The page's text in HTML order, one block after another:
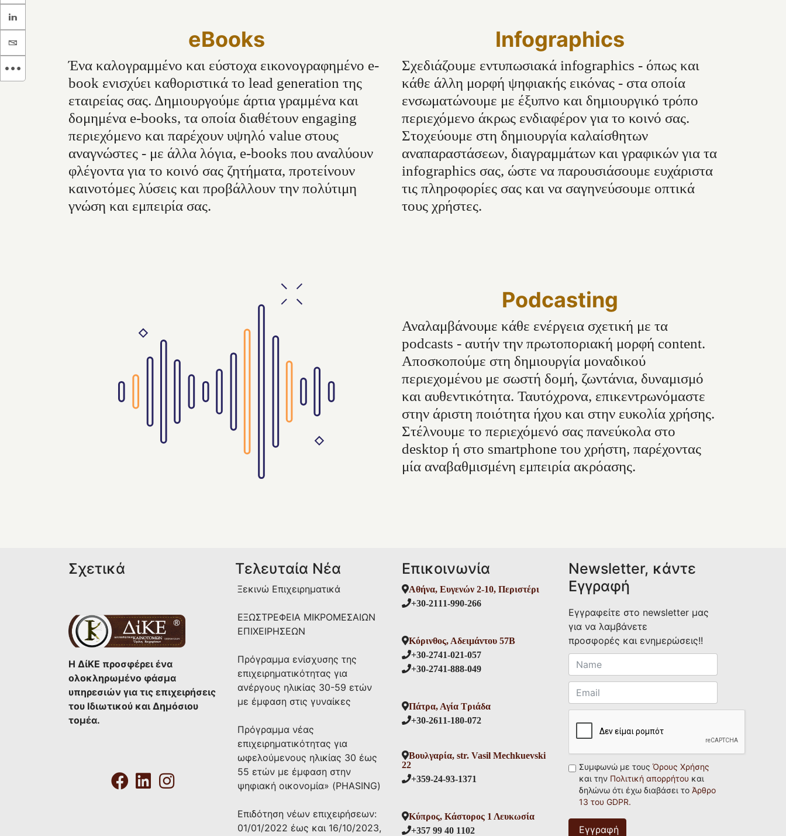
eBooks
Ένα καλογραμμένο και εύστοχα εικονογραφημένο e-
book ενισχύει καθοριστικά το lead generation της
εταιρείας σας. Δημιουργούμε άρτια γραμμένα και
δομημένα e-books, τα οποία διαθέτουν engaging
περιεχόμενο και παρέχουν υψηλό value στους
αναγνώστες - με άλλα λόγια, e-books που αναλύουν
φλέγοντα για το κοινό σας ζητήματα, προτείνουν
καινοτόμες λύσεις και προβάλλουν την πολύτιμη
γνώση και εμπειρία σας.
Infographics
Σχεδιάζουμε εντυπωσιακά infographics - όπως και
κάθε άλλη μορφή ψηφιακής εικόνας - στα οποία
ενσωματώνουμε με έξυπνο και δημιουργικό τρόπο
περιεχόμενο άκρως ενδιαφέρον για το κοινό σας.
Στοχεύουμε στη δημιουργία καλαίσθητων
αναπαραστάσεων, διαγραμμάτων και γραφικών για τα
infographics σας, ώστε να παρουσιάσουμε ευχάριστα
τις πληροφορίες σας και να σαγηνεύσουμε οπτικά
τους χρήστες.
Podcasting
Αναλαμβάνουμε κάθε ενέργεια σχετική με τα
podcasts - αυτήν την πρωτοποριακή μορφή content.
Αποσκοπούμε στη δημιουργία μοναδικού
περιεχομένου με σωστή δομή, ζωντάνια, δυναμισμό
και αυθεντικότητα. Ταυτόχρονα, επικεντρωνόμαστε
στην άριστη ποιότητα ήχου και στην ευκολία χρήσης.
Στέλνουμε το περιεχόμενό σας πανεύκολα στο
desktop ή στο smartphone του χρήστη, παρέχοντας
μία αναβαθμισμένη εμπειρία ακρόασης.
Σχετικά
Η ΔίΚΕ προσφέρει ένα
ολοκληρωμένο φάσμα
υπηρεσιών για τις επιχειρήσεις
του Ιδιωτικού και Δημόσιου
τομέα.
Τελευταία Νέα
Ξεκινώ Επιχειρηματικά
ΕΞΩΣΤΡΕΦΕΙΑ ΜIKΡΟΜΕΣΑΙΩΝ
ΕΠΙΧΕΙΡΗΣΕΩΝ
Πρόγραμμα ενίσχυσης της
επιχειρηματικότητας για
ανέργους ηλικίας 30-59 ετών
με έμφαση στις γυναίκες
Πρόγραμμα νέας
επιχειρηματικότητας για
ωφελούμενους ηλικίας 30 έως
55 ετών με έμφαση στην
ψηφιακή οικονομία» (PHASING)
Επιδότηση νέων επιχειρήσεων:
01/01/2022 έως και 16/10/2023,
Επικοινωνία
Αθήνα, Ευγενών 2-10, Περιστέρι
+30-2111-990-266
Κόρινθος, Αδειμάντου 57Β
+30-2741-021-057
+30-2741-888-049
Πάτρα, Αγία Τριάδα
+30-2611-180-072
Βουλγαρία, str. Vasil Mechkuevski
22
+359-24-93-1371
Κύπρος, Κάστορος 1 Λευκωσία
+357 99 40 1102
Newsletter, κάντε
Εγγραφή
Εγγραφείτε στο newsletter μας
για να λαμβάνετε
προσφορές και ενημερώσεις!!
Συμφωνώ με τους Όρους Χρήσης
και την Πολιτική απορρήτου και
δηλώνω ότι έχω διαβάσει το Άρθρο
13 του GDPR.
Εγγραφή